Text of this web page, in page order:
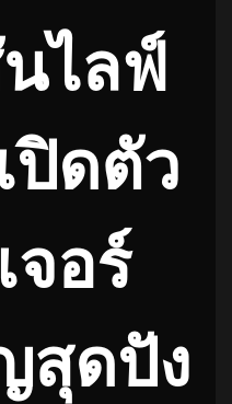
ไลฟ์
ปิดตัว
จอร์
สุดปัง